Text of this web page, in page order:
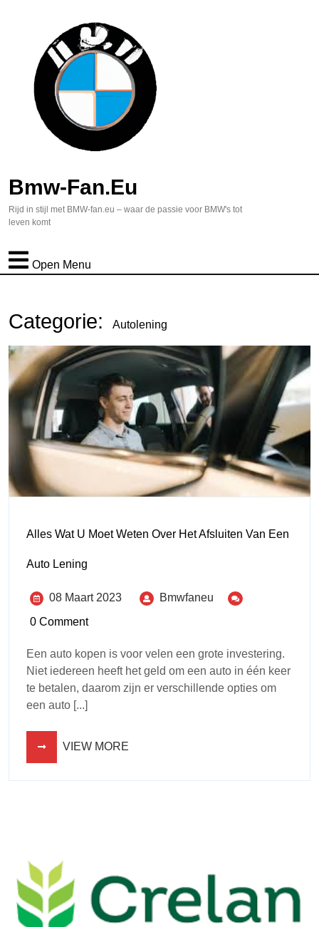
Bmw-Fan.eu
Rijd in stijl met BMW-fan.eu – waar de passie voor BMW's tot
leven komt
Open Menu
Categorie: Autolening
Alles Wat U Moet Weten Over Het Afsluiten Van Een
Auto Lening
08 Maart 2023
Bmwfaneu
0 Comment
Een auto kopen is voor velen een grote investering.
Niet iedereen heeft het geld om een auto in één keer
te betalen, daarom zijn er verschillende opties om
een auto [...]
VIEW MORE